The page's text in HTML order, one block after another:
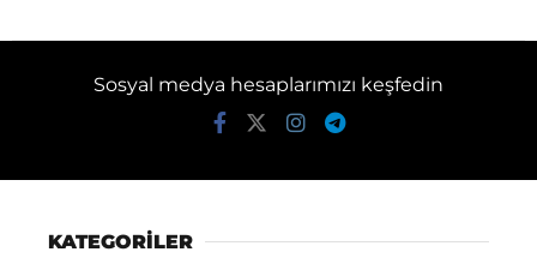
Sosyal medya hesaplarımızı keşfedin
KATEGORİLER